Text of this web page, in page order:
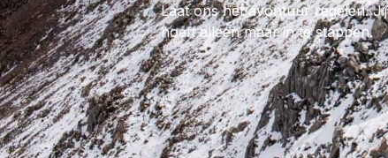
Laat ons het avontuur regelen. Jij
hoeft alleen maar in te stappen.